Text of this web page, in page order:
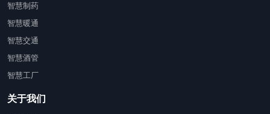
智慧制药
智慧暖通
智慧交通
智慧酒管
智慧工厂
关于我们